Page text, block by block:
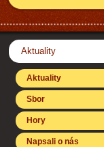
Aktuality
Aktuality
Sbor
Hory
Napsali o nás